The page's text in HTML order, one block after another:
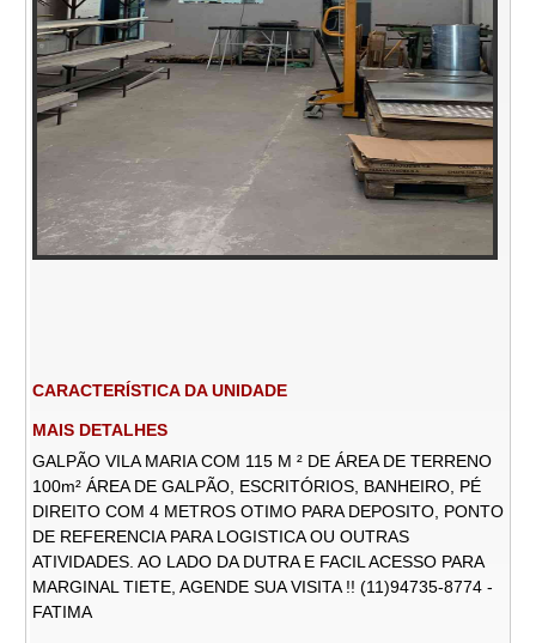
CARACTERÍSTICA DA UNIDADE
MAIS DETALHES
GALPÃO VILA MARIA COM 115 M ² DE ÁREA DE TERRENO
100m² ÁREA DE GALPÃO, ESCRITÓRIOS, BANHEIRO, PÉ
DIREITO COM 4 METROS OTIMO PARA DEPOSITO, PONTO
DE REFERENCIA PARA LOGISTICA OU OUTRAS
ATIVIDADES. AO LADO DA DUTRA E FACIL ACESSO PARA
MARGINAL TIETE, AGENDE SUA VISITA !! (11)94735-8774 -
FATIMA